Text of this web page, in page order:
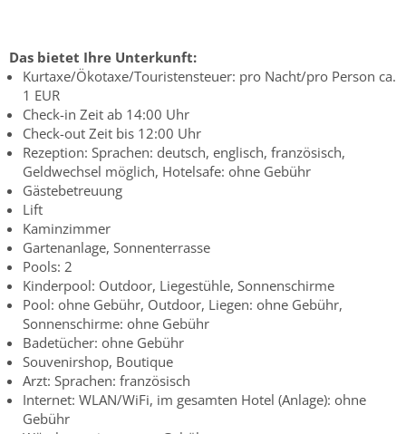
Das bietet Ihre Unterkunft:
Kurtaxe/Ökotaxe/Touristensteuer: pro Nacht/pro Person ca.
1 EUR
Check-in Zeit ab 14:00 Uhr
Check-out Zeit bis 12:00 Uhr
Rezeption: Sprachen: deutsch, englisch, französisch,
Geldwechsel möglich, Hotelsafe: ohne Gebühr
Gästebetreuung
Lift
Kaminzimmer
Gartenanlage, Sonnenterrasse
Pools: 2
Kinderpool: Outdoor, Liegestühle, Sonnenschirme
Pool: ohne Gebühr, Outdoor, Liegen: ohne Gebühr,
Sonnenschirme: ohne Gebühr
Badetücher: ohne Gebühr
Souvenirshop, Boutique
Arzt: Sprachen: französisch
Internet: WLAN/WiFi, im gesamten Hotel (Anlage): ohne
Gebühr